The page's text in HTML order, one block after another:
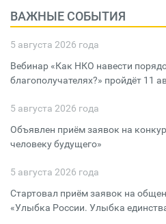
ВАЖНЫЕ СОБЫТИЯ
5 августа 2026 года
Вебинар «Как НКО навести
благополучателях?» пройдёт 11
5 августа 2026 года
Объявлен приём заявок на
человеку будущего»
5 августа 2026 года
Стартовал приём заявок на
«Улыбка России. Улыбка